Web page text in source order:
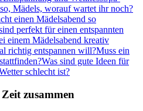
Mädels, worauf wartet ihr noch?
einen Mädelsabend so
perfekt für einen entspannten
einem Mädelsabend kreativ
richtig entspannen will?Muss ein
Was sind gute Ideen für
schlecht ist?
zusammen